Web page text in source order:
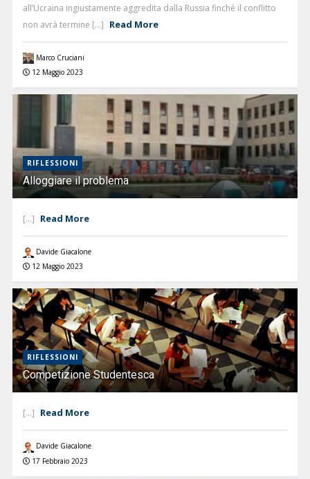
all’Ucraina ingiustamente aggredita dalla Russia finché il conflitto
non avrà termine [...] Read More
Marco Cruciani
12 Maggio 2023
RIFLESSIONI
Alloggiare il problema
[...] Read More
Davide Giacalone
12 Maggio 2023
RIFLESSIONI
Competizione Studentesca
[...] Read More
Davide Giacalone
17 Febbraio 2023